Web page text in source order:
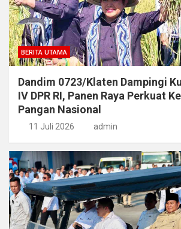
BERITA UTAMA
Dandim 0723/Klaten Dampingi
IV DPR RI, Panen Raya Perkuat
Pangan Nasional
11 Juli 2026 admin